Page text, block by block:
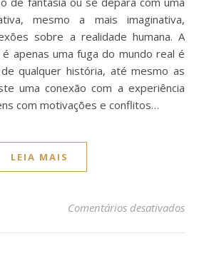
mesmo a mais imaginativa,
sobre a realidade humana. A
apenas uma fuga do mundo real é
qualquer história, até mesmo as
uma conexão com a experiência
com motivações e conflitos…
LEIA MAIS
Comentários desativados